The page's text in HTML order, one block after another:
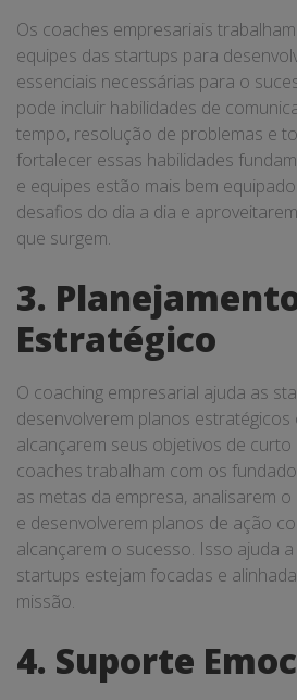
Os coaches empresariais
equipes das startups para
essenciais necessárias para o
pode incluir habilidades de
tempo, resolução de problemas e
fortalecer essas habilidades
e equipes estão mais bem
desafios do dia a dia e
que surgem.
3.
Estratégico
O coaching empresarial ajuda as
desenvolverem planos
alcançarem seus objetivos de
coaches trabalham com os
as metas da empresa, analisarem
e desenvolverem planos de ação
alcançarem o sucesso. Isso ajuda
startups estejam focadas e
missão.
4. Suporte